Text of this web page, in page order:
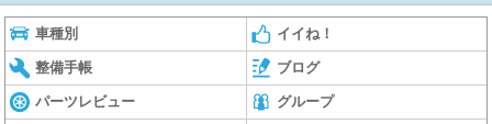
車種別 イイね！
整備手帳 ブログ
パーツレビュー グループ